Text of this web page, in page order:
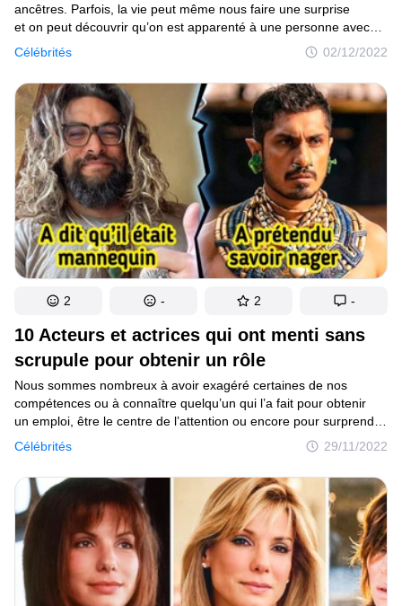
Célébrités 02/12/2022
ancêtres. Parfois, la vie peut même nous faire une surprise
et on peut découvrir qu’on est apparenté à une personne avec
qui on pensait n’avoir aucun lien. C’est le cas pour ces célébrités.
Nous allons te parler ici des stars qui ont un lien de parenté avec
des personnes inattendues.
10 Acteurs et actrices qui ont menti sans
scrupule pour obtenir un rôle
Célébrités 29/11/2022
Nous sommes nombreux à avoir exagéré certaines de nos
compétences ou à connaître quelqu’un qui l’a fait pour obtenir
un emploi, être le centre de l’attention ou encore pour surprendre
quelqu’un. Et cela s’applique à tous les domaines. Même les
acteurs d’Hollywood doivent parfois maquiller un peu leur CV
pour pouvoir participer à un film ou à une série qui les intéresse.
2 - 2 -